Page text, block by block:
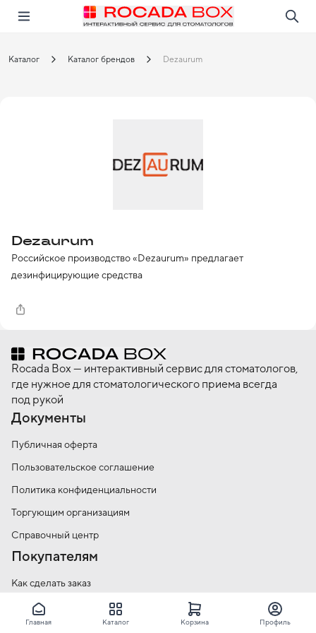
Открыть в приложении!
Каталог Каталог брендов Dezaurum
Dezaurum
Российское производство «Dezaurum» предлагает
	 При разработке данной линейки  руководствовались
препаратов: антисептики для обработки рук и операционного
поля, средства для дезинфекции поверхностей и изделий
Rocada Box — интерактивный сервис для стоматологов,
где нужное для стоматологического приема всегда
под рукой
Документы
Публичная оферта
Пользовательское соглашение
Политика конфиденциальности
Торгующим организациям
Справочный центр
Покупателям
Как сделать заказ
Условия оплаты
Условия доставки
Главная Каталог Корзина Профиль